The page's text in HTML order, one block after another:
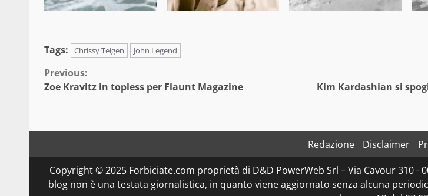
Tags: Chrissy Teigen John Legend
Continue
Previous:
Zoe Kravitz in topless per Flaunt Magazine
Kim Kardashian si
Redazione Disclaimer
Copyright © 2025 Forbiciate.com proprietà di D&D PowerWeb Srl – Via Cavour 310 -
blog non è una testata giornalistica, in quanto viene aggiornato senza alcuna